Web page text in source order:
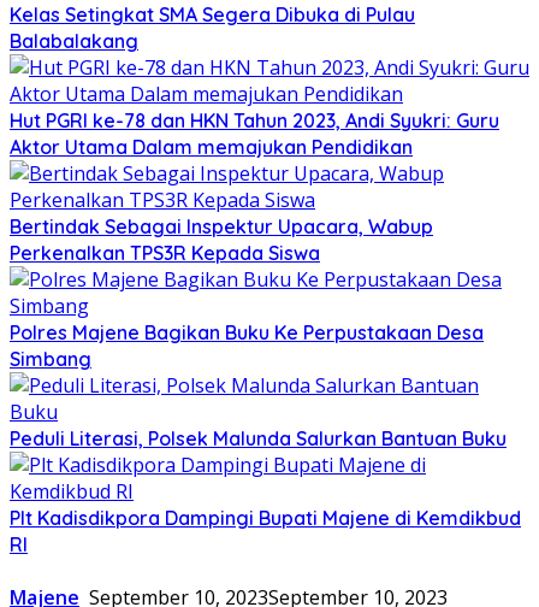
Kelas Setingkat SMA Segera Dibuka di Pulau
Balabalakang
Hut PGRI ke-78 dan HKN Tahun 2023, Andi Syukri: Guru
Aktor Utama Dalam memajukan Pendidikan
Bertindak Sebagai Inspektur Upacara, Wabup
Perkenalkan TPS3R Kepada Siswa
Polres Majene Bagikan Buku Ke Perpustakaan Desa
Simbang
Peduli Literasi, Polsek Malunda Salurkan Bantuan Buku
Plt Kadisdikpora Dampingi Bupati Majene di Kemdikbud
RI
Majene September 10, 2023September 10, 2023